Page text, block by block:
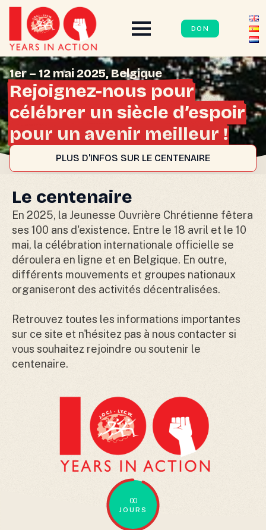
DON
1er – 12 mai 2025, Belgique
Rejoignez-nous pour
célébrer un siècle d’espoir
pour un avenir meilleur !
PLUS D'INFOS SUR LE CENTENAIRE
00
JOURS
Le centenaire
En 2025, la Jeunesse Ouvrière Chrétienne fêtera
ses 100 ans d'existence. Entre le 18 avril et le 10
mai, la célébration internationale officielle se
déroulera en ligne et en Belgique. En outre,
différents mouvements et groupes nationaux
organiseront des activités décentralisées.
Retrouvez toutes les informations importantes
sur ce site et n'hésitez pas à nous contacter si
vous souhaitez rejoindre ou soutenir le
centenaire.